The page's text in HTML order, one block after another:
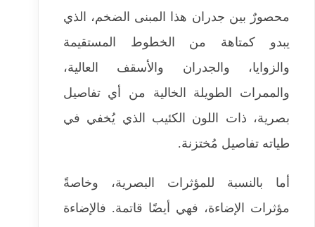
محصورٌ بين جدران هذا المبنى الضخم، الذي
يبدو كمتاهة من الخطوط المستقيمة
والزوايا، والجدران والأسقف العالية،
والممرات الطويلة الخالية من أي تفاصيل
بصرية، ذات اللون الكئيب الذي يُخفي في
طياته تفاصيل مُختزنة.
أما بالنسبة للمؤثرات البصرية، وخاصةً
مؤثرات الإضاءة، فهي أيضًا قاتمة. فالإضاءة